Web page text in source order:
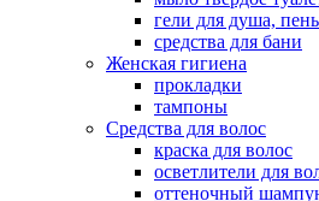
гели для душа,
средства для бани
Женская гигиена
прокладки
тампоны
Средства для волос
краска для волос
осветлители для
оттеночный